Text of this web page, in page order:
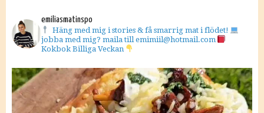
emiliasmatinspo
Häng med mig i stories & få smarrig mat i flödet!
jobba med mig? maila till emimiil@hotmail.com
Kokbok Billiga Veckan